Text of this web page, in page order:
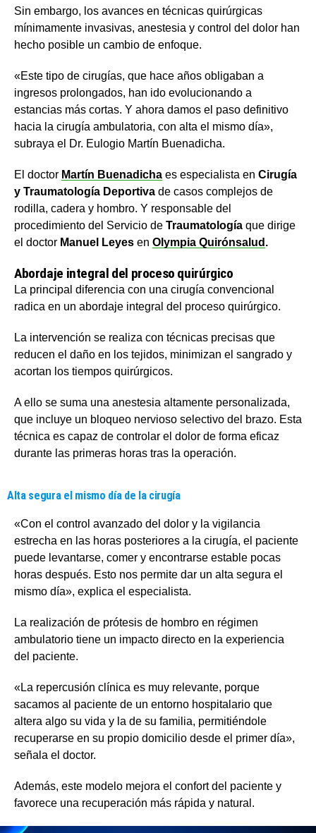
Sin embargo, los avances en técnicas quirúrgicas
mínimamente invasivas, anestesia y control del dolor han
hecho posible un cambio de enfoque.
«Este tipo de cirugías, que hace años obligaban a
ingresos prolongados, han ido evolucionando a
estancias más cortas. Y ahora damos el paso definitivo
hacia la cirugía ambulatoria, con alta el mismo día»,
subraya el Dr. Eulogio Martín Buenadicha.
El doctor Martín Buenadicha es especialista en Cirugía
y Traumatología Deportiva de casos complejos de
rodilla, cadera y hombro. Y responsable del
procedimiento del Servicio de Traumatología que dirige
el doctor Manuel Leyes en Olympia Quirónsalud .
Abordaje integral del proceso quirúrgico
La principal diferencia con una cirugía convencional
radica en un abordaje integral del proceso quirúrgico.
La intervención se realiza con técnicas precisas que
reducen el daño en los tejidos, minimizan el sangrado y
acortan los tiempos quirúrgicos.
A ello se suma una anestesia altamente personalizada,
que incluye un bloqueo nervioso selectivo del brazo. Esta
técnica es capaz de controlar el dolor de forma eficaz
durante las primeras horas tras la operación.
Alta segura el mismo día de la cirugía
«Con el control avanzado del dolor y la vigilancia
estrecha en las horas posteriores a la cirugía, el paciente
puede levantarse, comer y encontrarse estable pocas
horas después. Esto nos permite dar un alta segura el
mismo día», explica el especialista.
La realización de prótesis de hombro en régimen
ambulatorio tiene un impacto directo en la experiencia
del paciente.
«La repercusión clínica es muy relevante, porque
sacamos al paciente de un entorno hospitalario que
altera algo su vida y la de su familia, permitiéndole
recuperarse en su propio domicilio desde el primer día»,
señala el doctor.
Además, este modelo mejora el confort del paciente y
favorece una recuperación más rápida y natural.